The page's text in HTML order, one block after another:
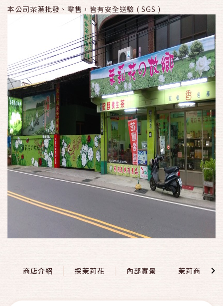
商店介紹 採茉莉花 內部實景 茉莉商店
本公司茶葉批發、零售，皆有安全送驗 ( SGS )